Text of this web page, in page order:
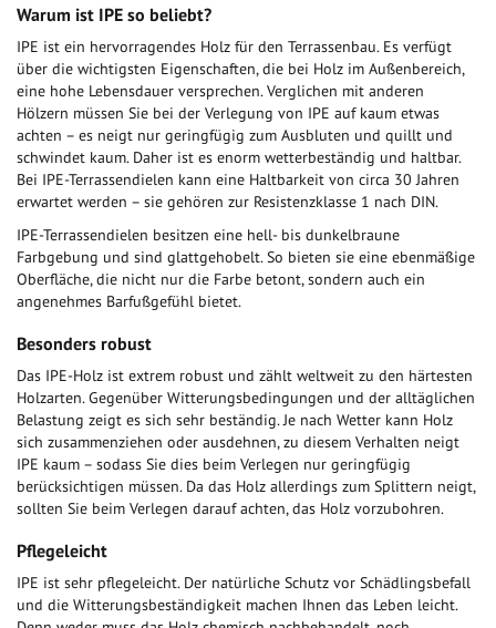
Warum ist IPE so beliebt?
IPE ist ein hervorragendes Holz für den Terrassenbau. Es verfügt
über die wichtigsten Eigenschaften, die bei Holz im Außenbereich,
eine hohe Lebensdauer versprechen. Verglichen mit anderen
Hölzern müssen Sie bei der Verlegung von IPE auf kaum etwas
achten – es neigt nur geringfügig zum Ausbluten und quillt und
schwindet kaum. Daher ist es enorm wetterbeständig und haltbar.
Bei IPE-Terrassendielen kann eine Haltbarkeit von circa 30 Jahren
erwartet werden – sie gehören zur Resistenzklasse 1 nach DIN.
IPE-Terrassendielen besitzen eine hell- bis dunkelbraune
Farbgebung und sind glattgehobelt. So bieten sie eine ebenmäßige
Oberfläche, die nicht nur die Farbe betont, sondern auch ein
angenehmes Barfußgefühl bietet.
Besonders robust
Das IPE-Holz ist extrem robust und zählt weltweit zu den härtesten
Holzarten. Gegenüber Witterungsbedingungen und der alltäglichen
Belastung zeigt es sich sehr beständig. Je nach Wetter kann Holz
sich zusammenziehen oder ausdehnen, zu diesem Verhalten neigt
IPE kaum – sodass Sie dies beim Verlegen nur geringfügig
berücksichtigen müssen. Da das Holz allerdings zum Splittern neigt,
sollten Sie beim Verlegen darauf achten, das Holz vorzubohren.
Pflegeleicht
IPE ist sehr pflegeleicht. Der natürliche Schutz vor Schädlingsbefall
und die Witterungsbeständigkeit machen Ihnen das Leben leicht.